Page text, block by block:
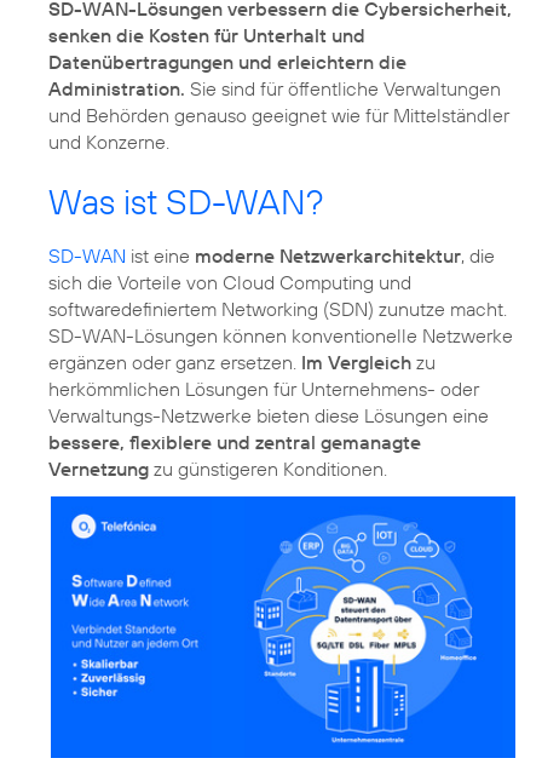
SD-WAN-Lösungen verbessern die Cybersicherheit,
senken die Kosten für Unterhalt und
Datenübertragungen und erleichtern die
Administration. Sie sind für öffentliche Verwaltungen
und Behörden genauso geeignet wie für Mittelständler
und Konzerne.
Was ist SD-WAN?
SD-WAN ist eine moderne Netzwerkarchitektur, die
sich die Vorteile von Cloud Computing und
softwaredefiniertem Networking (SDN) zunutze macht.
SD-WAN-Lösungen können konventionelle Netzwerke
ergänzen oder ganz ersetzen. Im Vergleich zu
herkömmlichen Lösungen für Unternehmens- oder
Verwaltungs-Netzwerke bieten diese Lösungen eine
bessere, flexiblere und zentral gemanagte
Vernetzung zu günstigeren Konditionen.